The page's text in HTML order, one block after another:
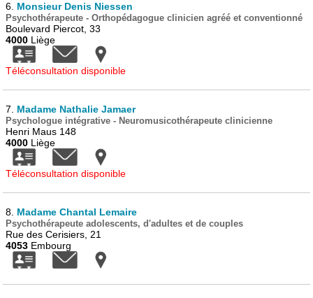
6. Monsieur Denis Niessen
Psychothérapeute - Orthopédagogue clinicien agréé et conventionné
Boulevard Piercot, 33
4000 Liège
Téléconsultation disponible
7. Madame Nathalie Jamaer
Psychologue intégrative - Neuromusicothérapeute clinicienne
Henri Maus 148
4000 Liège
Téléconsultation disponible
8. Madame Chantal Lemaire
Psychothérapeute adolescents, d'adultes et de couples
Rue des Cerisiers, 21
4053 Embourg